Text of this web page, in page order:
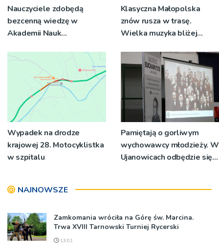
Nauczyciele zdobędą
bezcenną wiedzę w
Akademii Nauk
Klasyczna Małopolska
znów rusza w trasę.
Wielka muzyka bliżej
Wypadek na drodze
krajowej 28. Motocyklistka
w szpitalu
Pamiętają o gorliwym
wychowawcy młodzieży. W
Ujanowicach odbędzie się II
NAJNOWSZE
Zamkomania wróciła na Górę św. Marcina.
Trwa XVIII Tarnowski Turniej Rycerski
13:01